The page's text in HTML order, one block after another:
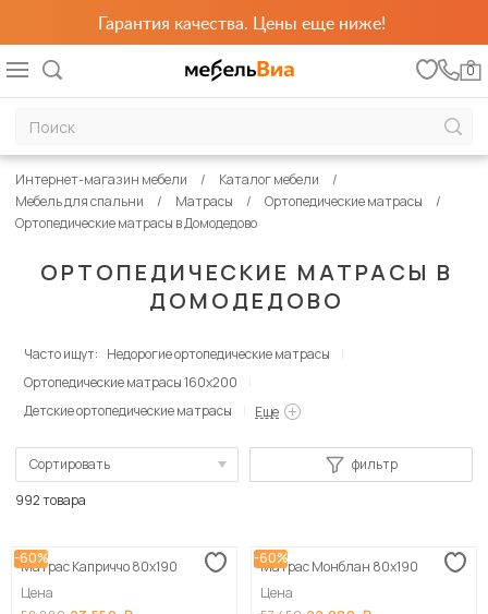
Гарантия качества. Цены еще ниже!
0
ОРТОПЕДИЧЕСКИЕ МАТРАСЫ В
ДОМОДЕДОВО
Интернет-магазин мебели
Каталог мебели
Мебель для спальни
Матрасы
Ортопедические матрасы
Ортопедические матрасы в Домодедово
Часто ищут: Недорогие ортопедические матрасы
Ортопедические матрасы 160х200
Детские ортопедические матрасы
Еще
Сортировать
Сначала дорогие
фильтр
992 товара
-60%
Матрас Каприччо 80х190
Цена
-60%
Матрас Монблан 80х190
Цена